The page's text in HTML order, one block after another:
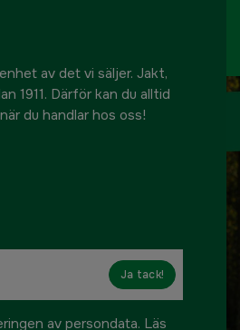
av det vi säljer. Jakt,
1911. Därför kan du alltid
du handlar hos oss!
Ja tack!
av persondata. Läs